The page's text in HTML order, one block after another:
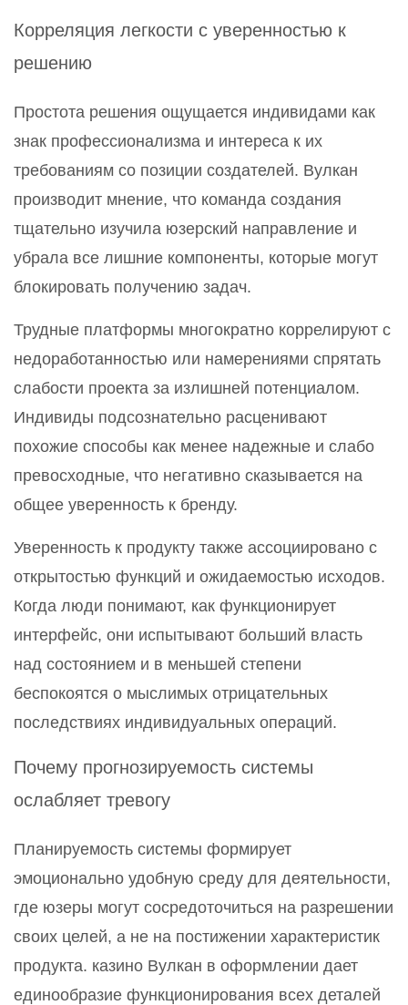
Корреляция легкости с уверенностью к
решению
Простота решения ощущается индивидами как
знак профессионализма и интереса к их
требованиям со позиции создателей. Вулкан
производит мнение, что команда создания
тщательно изучила юзерский направление и
убрала все лишние компоненты, которые могут
блокировать получению задач.
Трудные платформы многократно коррелируют с
недоработанностью или намерениями спрятать
слабости проекта за излишней потенциалом.
Индивиды подсознательно расценивают
похожие способы как менее надежные и слабо
превосходные, что негативно сказывается на
общее уверенность к бренду.
Уверенность к продукту также ассоциировано с
открытостью функций и ожидаемостью исходов.
Когда люди понимают, как функционирует
интерфейс, они испытывают больший власть
над состоянием и в меньшей степени
беспокоятся о мыслимых отрицательных
последствиях индивидуальных операций.
Почему прогнозируемость системы
ослабляет тревогу
Планируемость системы формирует
эмоционально удобную среду для деятельности,
где юзеры могут сосредоточиться на разрешении
своих целей, а не на постижении характеристик
продукта. казино Вулкан в оформлении дает
единообразие функционирования всех деталей